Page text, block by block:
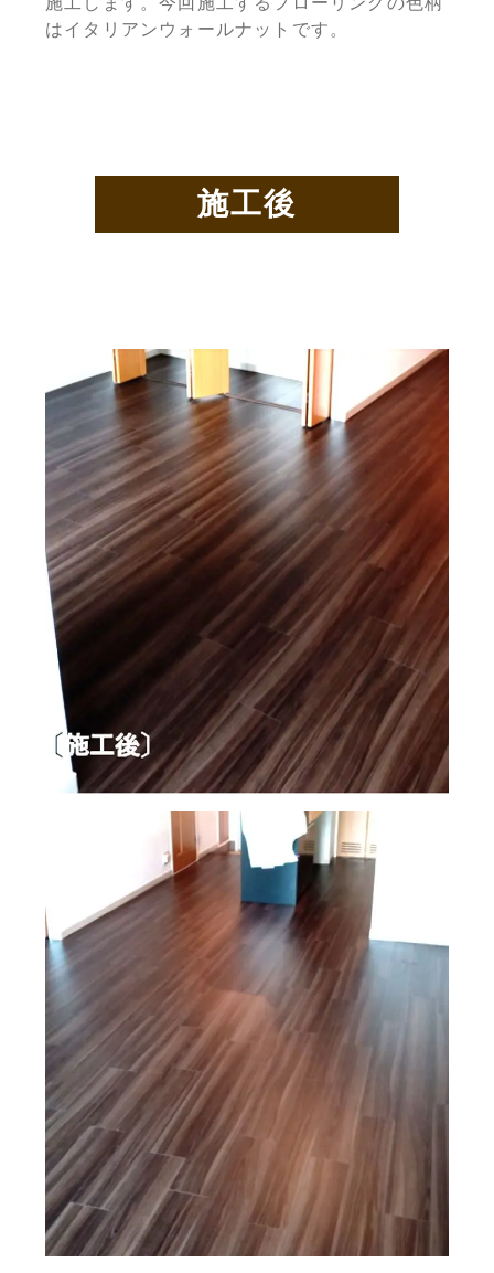
はイタリアンウォールナットです。
施工後